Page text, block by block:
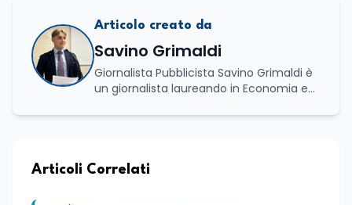
Articolo creato da
Savino Grimaldi
Giornalista Pubblicista Savino Grimaldi è
un giornalista laureando in Economia e
maturata nel settore della formazione.
professionale, distinguendosi per una
Articoli Correlati